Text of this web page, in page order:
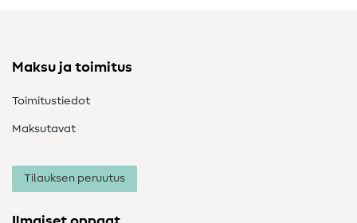
Maksu ja toimitus
Toimitustiedot
Maksutavat
Tilauksen peruutus